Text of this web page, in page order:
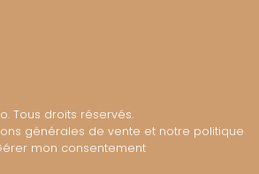
Tous droits réservés.
générales de vente et notre politique
mon consentement